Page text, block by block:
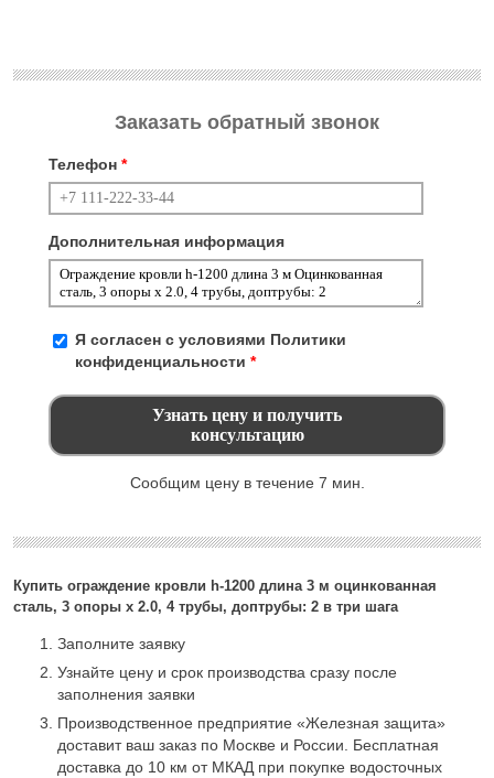
Купить ограждение кровли h-1200 длина 3 м оцинкованная
сталь, 3 опоры х 2.0, 4 трубы, доптрубы: 2 в три шага
Заполните заявку
Узнайте цену и срок производства сразу после
заполнения заявки
Производственное предприятие «Железная защита»
доставит ваш заказ по Москве и России. Бесплатная
доставка до 10 км от МКАД при покупке водосточных
Заказать обратный звонок
Телефон *
Дополнительная информация
Я согласен с условиями Политики
конфиденциальности *
Сообщим цену в течение 7 мин.